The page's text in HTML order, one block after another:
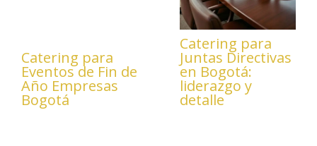
Catering para
Eventos de Fin de
Año Empresas
Bogotá
Catering para
Juntas Directivas
en Bogotá:
liderazgo y
detalle